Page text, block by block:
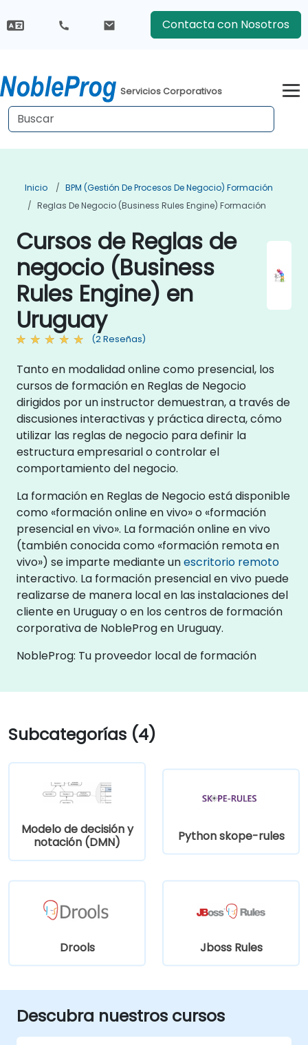
Contacta con Nosotros
Servicios Corporativos
Inicio
BPM (Gestión De Procesos De Negocio) Formación
Reglas De Negocio (Business Rules Engine) Formación
Cursos de Reglas de
negocio (Business
Rules Engine) en
Uruguay
(2 Reseñas)
Tanto en modalidad online como presencial, los
cursos de formación en Reglas de Negocio
dirigidos por un instructor demuestran, a través de
discusiones interactivas y práctica directa, cómo
utilizar las reglas de negocio para definir la
estructura empresarial o controlar el
comportamiento del negocio.
La formación en Reglas de Negocio está disponible
como «formación online en vivo» o «formación
presencial en vivo». La formación online en vivo
(también conocida como «formación remota en
vivo») se imparte mediante unescritorio remoto
interactivo. La formación presencial en vivo puede
realizarse de manera local en las instalaciones del
cliente en Uruguay o en los centros de formación
corporativa de NobleProg en Uruguay.
NobleProg: Tu proveedor local de formación
Subcategorías (4)
Modelo de decisión y
notación (DMN)
Python skope-rules
Drools Jboss Rules
Descubra nuestros cursos